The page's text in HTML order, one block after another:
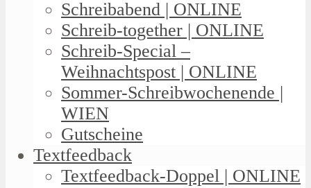
Schreibabend | ONLINE
Schreib-together | ONLINE
Schreib-Special –
Weihnachtspost | ONLINE
Sommer-Schreibwochenende |
WIEN
Gutscheine
Textfeedback
Textfeedback-Doppel | ONLINE